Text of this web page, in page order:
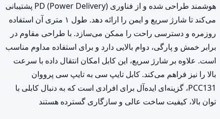
هوشمند طراحی شده و از فناوری PD (Power Delivery) پشتیبانی
می‌کند تا شارژ سریع و ایمن را ارائه دهد. طول ۱ متری آن استفاده
روزمره و دسترسی راحت را ممکن می‌سازد. با طراحی مقاوم در
برابر خمش و پارگی، دوام بالایی دارد و برای استفاده مداوم مناسب
است. علاوه بر شارژ سریع، این کابل امکان انتقال داده با سرعت
بالا را نیز فراهم می‌کند. کابل تایپ سی به تایپ سی پرووان
PCC131، گزینه‌ای ایده‌آل برای افرادی است که به دنبال کابلی با
توان بالا، کیفیت ساخت عالی و سازگاری گسترده هستند